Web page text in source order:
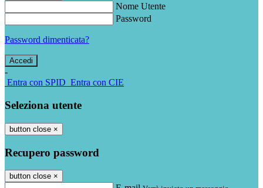
Nome Utente
Password
Password dimenticata?
-
Entra con SPID Entra con CIE
Seleziona utente
button close ×
Recupero password
button close ×